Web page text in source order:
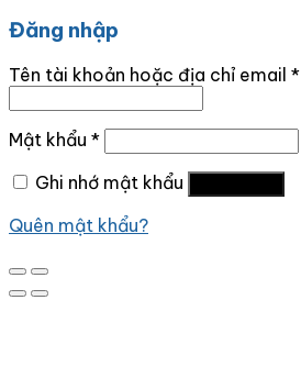
Đăng nhập
Tên tài khoản hoặc địa chỉ email *
Mật khẩu *
Ghi nhớ mật khẩu
Quên mật khẩu?